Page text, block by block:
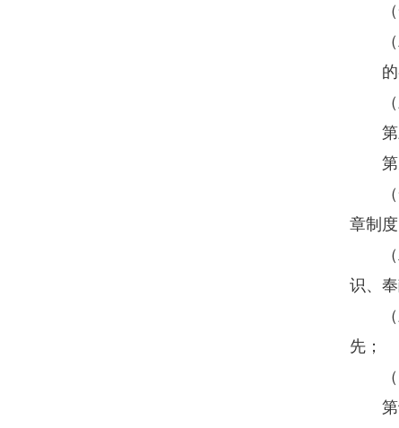
（一
（二
的各
（三
第
第九
（一
章制
（二
识、
（三
先；
（四
第